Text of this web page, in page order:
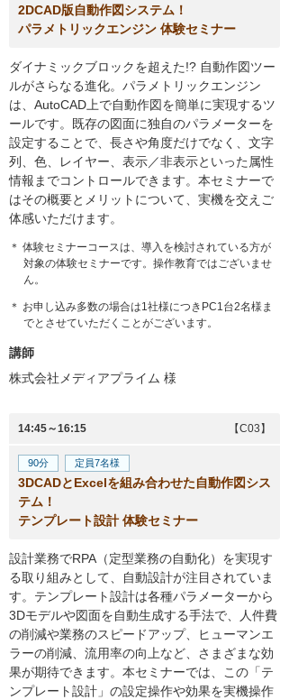
2DCAD版自動作図システム！
パラメトリックエンジン 体験セミナー
ダイナミックブロックを超えた!? 自動作図ツー
ルがさらなる進化。パラメトリックエンジン
は、AutoCAD上で自動作図を簡単に実現するツ
ールです。既存の図面に独自のパラメーターを
設定することで、長さや角度だけでなく、文字
列、色、レイヤー、表示／非表示といった属性
情報までコントロールできます。本セミナーで
はその概要とメリットについて、実機を交えご
体感いただけます。
＊ 体験セミナーコースは、導入を検討されている方が
対象の体験セミナーです。操作教育ではございませ
ん。
＊ お申し込み多数の場合は1社様につきPC1台2名様ま
でとさせていただくことがございます。
講師
株式会社メディアプライム 様
14:45～16:15 【C03】
90分 定員7名様
3DCADとExcelを組み合わせた自動作図シス
テム！
テンプレート設計 体験セミナー
設計業務でRPA（定型業務の自動化）を実現す
る取り組みとして、自動設計が注目されていま
す。テンプレート設計は各種パラメーターから
3Dモデルや図面を自動生成する手法で、人件費
の削減や業務のスピードアップ、ヒューマンエ
ラーの削減、流用率の向上など、さまざまな効
果が期待できます。本セミナーでは、この「テ
ンプレート設計」の設定操作や効果を実機操作